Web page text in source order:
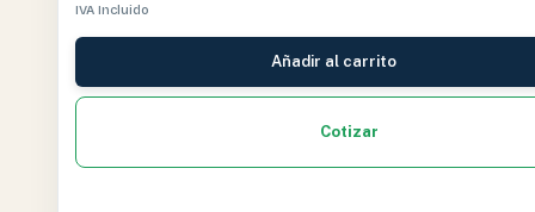
IVA Incluido
Añadir al carrito
Cotizar